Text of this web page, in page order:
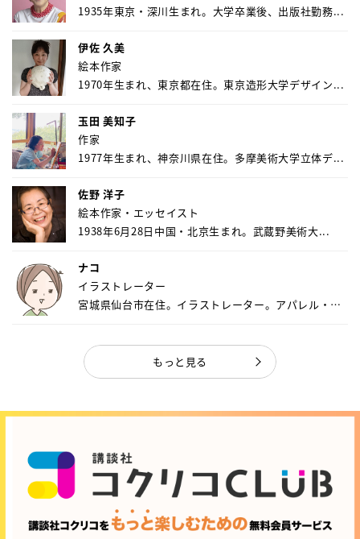
1935年東京・深川生まれ。大学卒業後、出版社勤務...
伊佐 久美
絵本作家
1970年生まれ、東京都在住。東京造形大学デザイン...
玉田 美知子
作家
1977年生まれ、神奈川県在住。多摩美術大学立体デ...
佐野 洋子
絵本作家・エッセイスト
1938年6月28日中国・北京生まれ。武蔵野美術大...
ナコ
イラストレーター
宮城県仙台市在住。イラストレーター。アパレル・キ
もっと見る